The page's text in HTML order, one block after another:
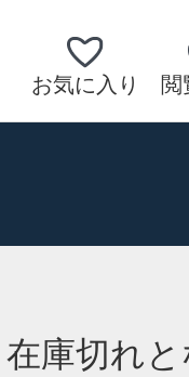
お気に入り 閲
庫切れ